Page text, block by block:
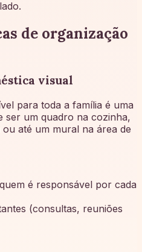
de organização
visual
para toda a família é uma
ser um quadro na cozinha,
até um mural na área de
é responsável por cada
(consultas, reuniões